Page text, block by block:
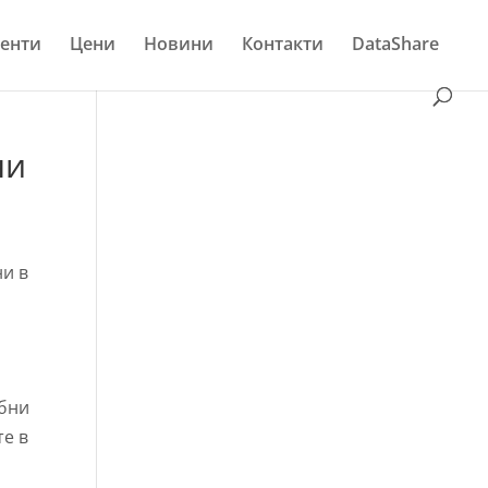
Цени Новини Контакти DataShare
в
в